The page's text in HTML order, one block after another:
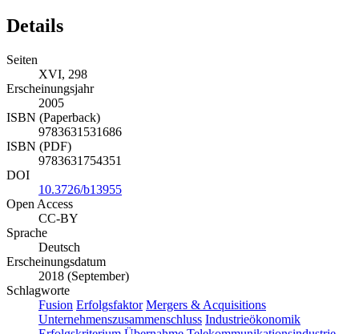
Details
Seiten
XVI, 298
Erscheinungsjahr
2005
ISBN (Paperback)
9783631531686
ISBN (PDF)
9783631754351
DOI
10.3726/b13955
Open Access
CC-BY
Sprache
Deutsch
Erscheinungsdatum
2018 (September)
Schlagworte
Fusion Erfolgsfaktor Mergers & Acquisitions
Unternehmenszusammenschluss Industrieökonomik